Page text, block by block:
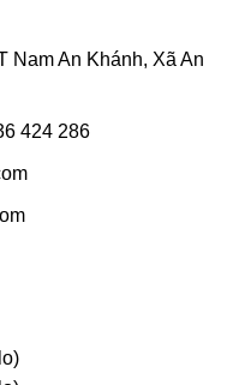
Nam An Khánh, Xã An
424 286